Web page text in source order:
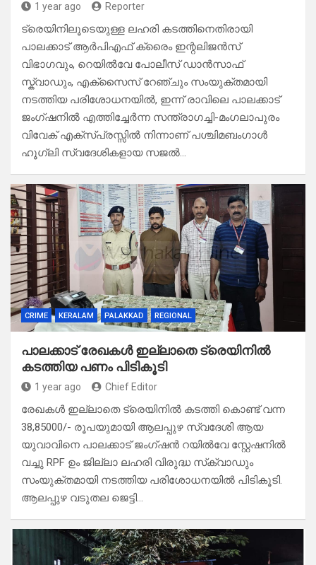
1 year ago Reporter
ട്രെയിനിലൂടെയുള്ള ലഹരി കടത്തിനെതിരായി
പാലക്കാട് ആർപിഎഫ് ക്രൈം ഇന്റലിജൻസ്
വിഭാഗവും, റെയിൽവേ പോലീസ് ഡാൻസാഫ്
സ്ക്വാഡും, എക്സൈസ് റേഞ്ചും സംയുക്തമായി
നടത്തിയ പരിശോധനയിൽ, ഇന്ന് രാവിലെ പാലക്കാട്
ജംഗ്ഷനിൽ എത്തിച്ചേർന്ന സന്ത്രാഗച്ചി-മംഗലാപുരം
വിവേക് എക്സ്പ്രസ്സിൽ നിന്നാണ് പശ്ചിമബംഗാൾ
ഹൂഗ്ലി സ്വദേശികളായ സജൽ…
CRIME KERALAM PALAKKAD REGIONAL
പാലക്കാട്‌ രേഖകൾ ഇല്ലാതെ ട്രെയിനിൽ
കടത്തിയ പണം പിടികൂടി
1 year ago Chief Editor
രേഖകൾ ഇല്ലാതെ ട്രെയിനിൽ കടത്തി കൊണ്ട് വന്ന
38,85000/- രൂപയുമായി ആലപ്പുഴ സ്വദേശി ആയ
യുവാവിനെ പാലക്കാട്‌ ജംഗ്ഷൻ റയിൽവേ സ്റ്റേഷനിൽ
വച്ചു RPF ഉം ജില്ലാ ലഹരി വിരുദ്ധ സ്‌ക്വാഡും
സംയുക്തമായി നടത്തിയ പരിശോധനയിൽ പിടികൂടി.
ആലപ്പുഴ വടുതല ജെട്ടി…